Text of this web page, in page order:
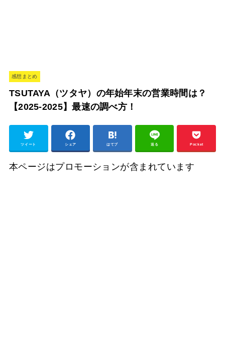
感想まとめ
TSUTAYA（ツタヤ）の年始年末の営業時間は？
【2025-2025】最速の調べ方！
ツイート シェア はてブ 送る Pocket
本ページはプロモーションが含まれています